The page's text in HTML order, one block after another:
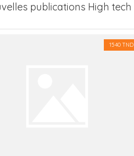
publications High tech
1540 TND